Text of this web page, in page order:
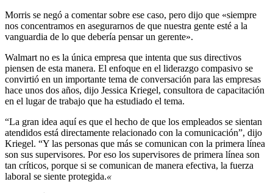
Morris se negó a comentar sobre ese caso, pero dijo que «siempre
nos concentramos en asegurarnos de que nuestra gente esté a la
vanguardia de lo que debería pensar un gerente».
Walmart no es la única empresa que intenta que sus directivos
piensen de esta manera. El enfoque en el liderazgo compasivo se
convirtió en un importante tema de conversación para las empresas
hace unos dos años, dijo Jessica Kriegel, consultora de capacitación
en el lugar de trabajo que ha estudiado el tema.
“La gran idea aquí es que el hecho de que los empleados se sientan
atendidos está directamente relacionado con la comunicación”, dijo
Kriegel. “Y las personas que más se comunican con la primera línea
son sus supervisores. Por eso los supervisores de primera línea son
tan críticos, porque si se comunican de manera efectiva, la fuerza
laboral se siente protegida.«